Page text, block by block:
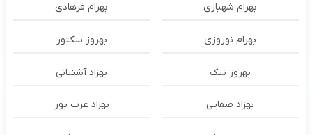
بهرام شهبازی بهرام فرهادی
بهرام نوروزی بهروز سکتور
بهروز نیک بهزاد آشتیانی
بهزاد صفایی بهزاد عرب پور